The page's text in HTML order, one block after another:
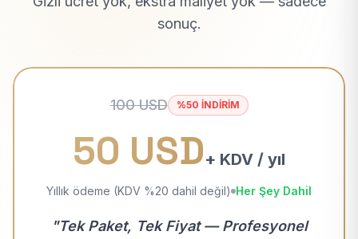
sonuç.
100 USD %50 İNDİRİM
50 USD+ KDV / yıl
Yıllık ödeme (KDV %20 dahil değil) Her Şey Dahil
"Tek Paket, Tek Fiyat — Profesyonel